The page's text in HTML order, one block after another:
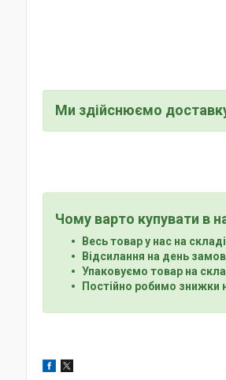
Ми здійснюємо
Чому варто купувати в
Весь товар у нас на
Відсилання на день
Упаковуємо товар на
Постійно робимо знижки